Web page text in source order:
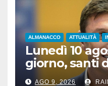
ALMANACCO ATTUALITÀ
Lunedì 10
giorno, santi
famosi,
AGO 9, 2026